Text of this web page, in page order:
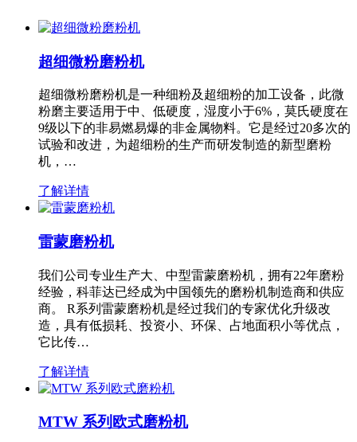
超细微粉磨粉机
超细微粉磨粉机是一种细粉及超细粉的加工设备，此微
粉磨主要适用于中、低硬度，湿度小于6%，莫氏硬度在
9级以下的非易燃易爆的非金属物料。它是经过20多次的
试验和改进，为超细粉的生产而研发制造的新型磨粉
机，…
了解详情
雷蒙磨粉机
我们公司专业生产大、中型雷蒙磨粉机，拥有22年磨粉
经验，科菲达已经成为中国领先的磨粉机制造商和供应
商。 R系列雷蒙磨粉机是经过我们的专家优化升级改
造，具有低损耗、投资小、环保、占地面积小等优点，
它比传…
了解详情
MTW 系列欧式磨粉机